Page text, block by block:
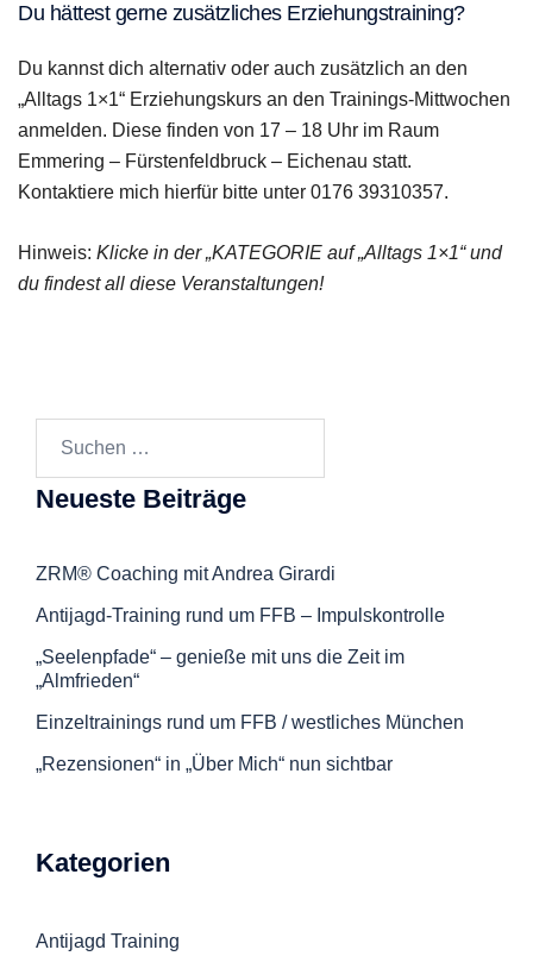
Du hättest gerne zusätzliches Erziehungstraining?
Du kannst dich alternativ oder auch zusätzlich an den
„Alltags 1×1“ Erziehungskurs an den Trainings-Mittwochen
anmelden. Diese finden von 17 – 18 Uhr im Raum
Emmering – Fürstenfeldbruck – Eichenau statt.
Kontaktiere mich hierfür bitte unter 0176 39310357.
Hinweis: Klicke in der „KATEGORIE auf „Alltags 1×1“ und
du findest all diese Veranstaltungen!
Neueste Beiträge
ZRM® Coaching mit Andrea Girardi
Antijagd-Training rund um FFB – Impulskontrolle
„Seelenpfade“ – genieße mit uns die Zeit im
„Almfrieden“
Einzeltrainings rund um FFB / westliches München
„Rezensionen“ in „Über Mich“ nun sichtbar
Kategorien
Antijagd Training